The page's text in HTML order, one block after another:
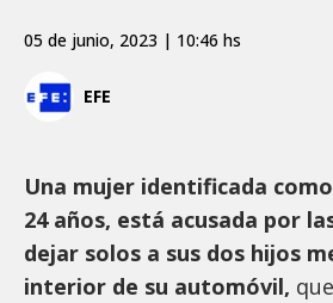
EFE
05 de junio, 2023 | 10:46 hs
Una mujer identificada
24 años, está acusada por
dejar solos a sus dos hijos
interior de su automóvil,